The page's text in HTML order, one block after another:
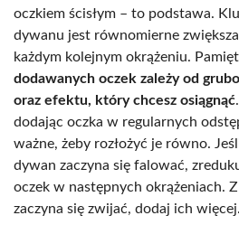
oczkiem ścisłym – to podstawa.
dywanu jest równomierne
każdym kolejnym okrążeniu.
dodawanych oczek zależy od
oraz efektu, który chcesz osiągnąć
dodając oczka w regularnych
ważne, żeby rozłożyć je równo.
dywan zaczyna się falować,
oczek w następnych okrążeniach.
zaczyna się zwijać, dodaj ich więcej.